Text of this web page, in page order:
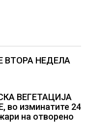
ВТОРА НЕДЕЛА
ВЕГЕТАЦИЈА
изминатите 24
на отворено